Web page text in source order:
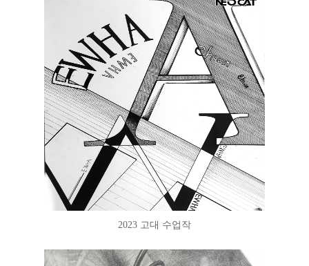
2023 고대 수업작